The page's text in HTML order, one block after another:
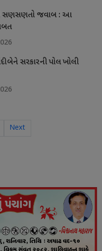
સણસણતો જવાબ : આ
સરકારની પોલ ખોલી
Next